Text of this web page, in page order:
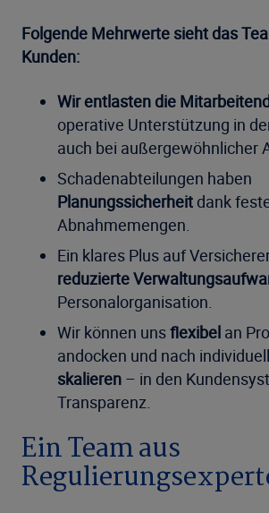
Folgende Mehrwerte sieht das
Kunden:
Wir entlasten die
operative Unterstützung in
auch bei außergewöhnlicher
Schadenabteilungen haben
Planungssicherheit dank
Abnahmemengen.
Ein klares Plus auf
reduzierte
Personalorganisation.
Wir können unsflexibel an
andocken und nach
skalieren – in den
Transparenz.
Ein Team aus